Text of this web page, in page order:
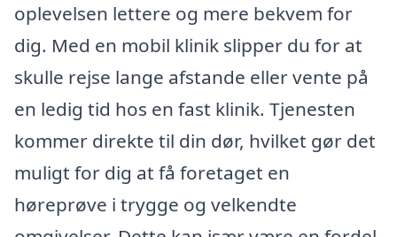
oplevelsen lettere og mere bekvem for
dig. Med en mobil klinik slipper du for at
skulle rejse lange afstande eller vente på
en ledig tid hos en fast klinik. Tjenesten
kommer direkte til din dør, hvilket gør det
muligt for dig at få foretaget en
høreprøve i trygge og velkendte